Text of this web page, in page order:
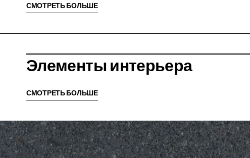
СМОТРЕТЬ БОЛЬШЕ
Элементы интерьера
СМОТРЕТЬ БОЛЬШЕ